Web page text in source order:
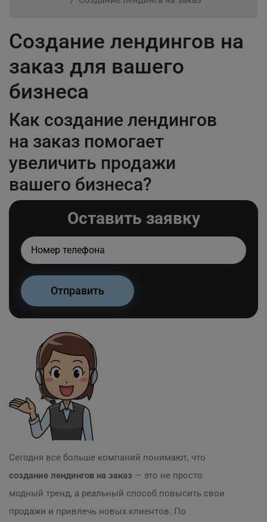
Создание лендингов на
заказ для вашего
бизнеса
Как создание лендингов
на заказ помогает
увеличить продажи
вашего бизнеса?
Оставить заявку
Сегодня все больше компаний понимают, что
создание лендингов на заказ — это не просто
модный тренд, а реальный способ повысить свои
продажи и привлечь новых клиентов. По